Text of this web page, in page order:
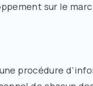
sur le
procédure